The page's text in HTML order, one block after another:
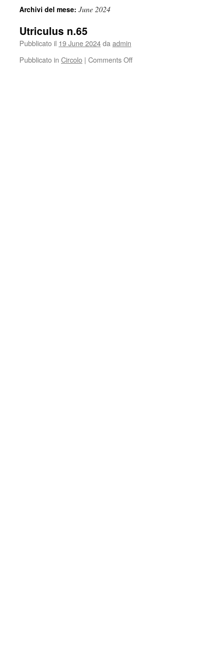
Archivi del mese: June 2024
Utriculus n.65
Pubblicato il 19 June 2024da admin
Pubblicato in Circolo | Comments Offon